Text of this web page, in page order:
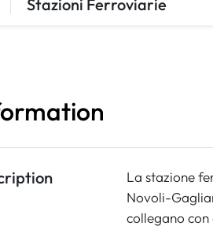
Stazioni Ferroviarie
La stazione
Novoli-
collegano